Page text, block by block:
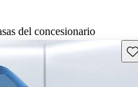
del concesionario